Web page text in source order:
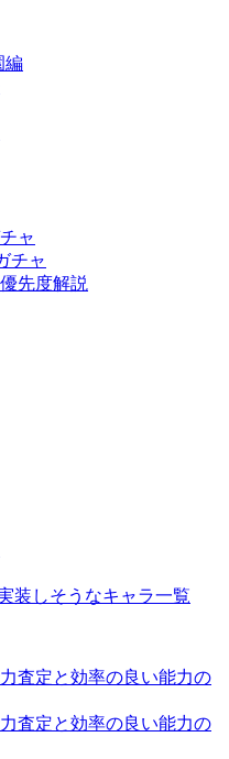
編
ャ
チャ
先度解説
装しそうなキャラ一覧
査定と効率の良い能力の
査定と効率の良い能力の